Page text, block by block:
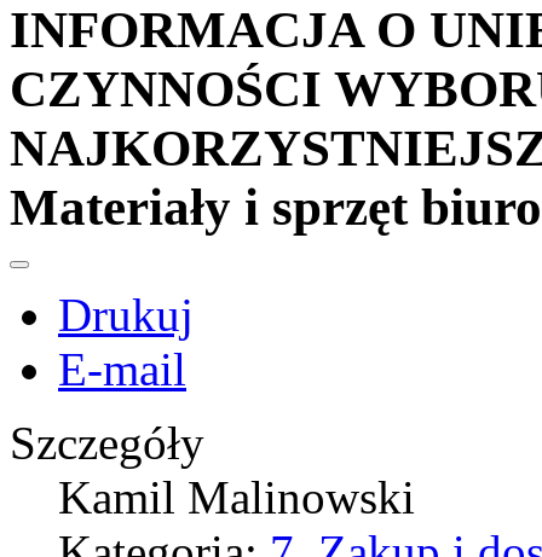
INFORMACJA O
CZYNNOŚCI
Materiały i sprzęt
Drukuj
E-mail
Szczegóły
Kamil Malinowski